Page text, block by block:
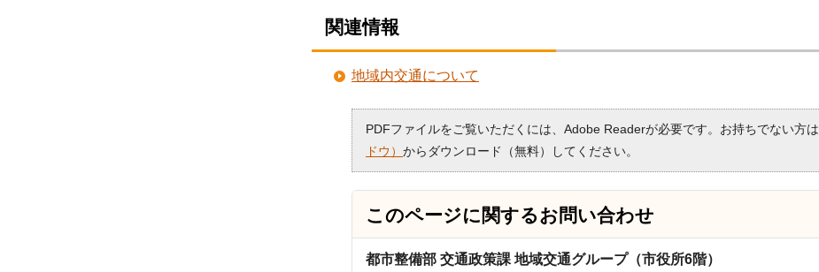
関連情報
地域内交通について
PDFファイルをご覧いただくには、Adobe Readerが必要です。お持ちでない方は
ドウ） からダウンロード（無料）してください。
このページに関するお問い合わせ
都市整備部 交通政策課 地域交通グループ（市役所6階）